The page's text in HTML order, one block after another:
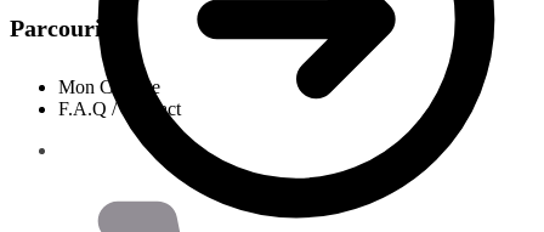
Parcourir
Mon Compte
F.A.Q / Contact